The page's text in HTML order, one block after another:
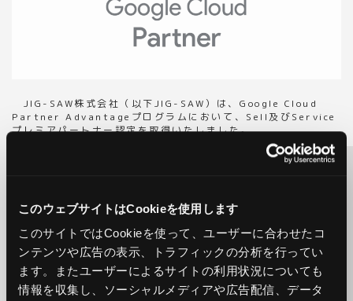
このウェブサイトはCookieを使用します
このサイトではCookieを使って、ユーザーに合わせたコ
ンテンツや広告の表示、トラフィックの分析を行ってい
ます。またユーザーによるサイトの利用状況についても
情報を収集し、ソーシャルメディアや広告配信、データ
JIG-SAW株式会社（以下JIG-SAW）は、Google Cloud
Partner Advantageプログラムにおいて、Sell及びService
プレミアパートナー認定を取得いたしました。
JIG-SAWは、2017年よりGoogle Cloudを利用するユーザ
円建て請求書の発行など、利用者のためのトータル支援サービ
スを通じて多くの企業様を支援してまいりました。この度、よ
り高いレベルの能力と実績が認められ、プレミアパートナー認
定を取得いたしました。
JIG-SAWは、今後も様々な企業様との連携を通じ、Google
Cloud関連ビジネスを広く展開してまいります。